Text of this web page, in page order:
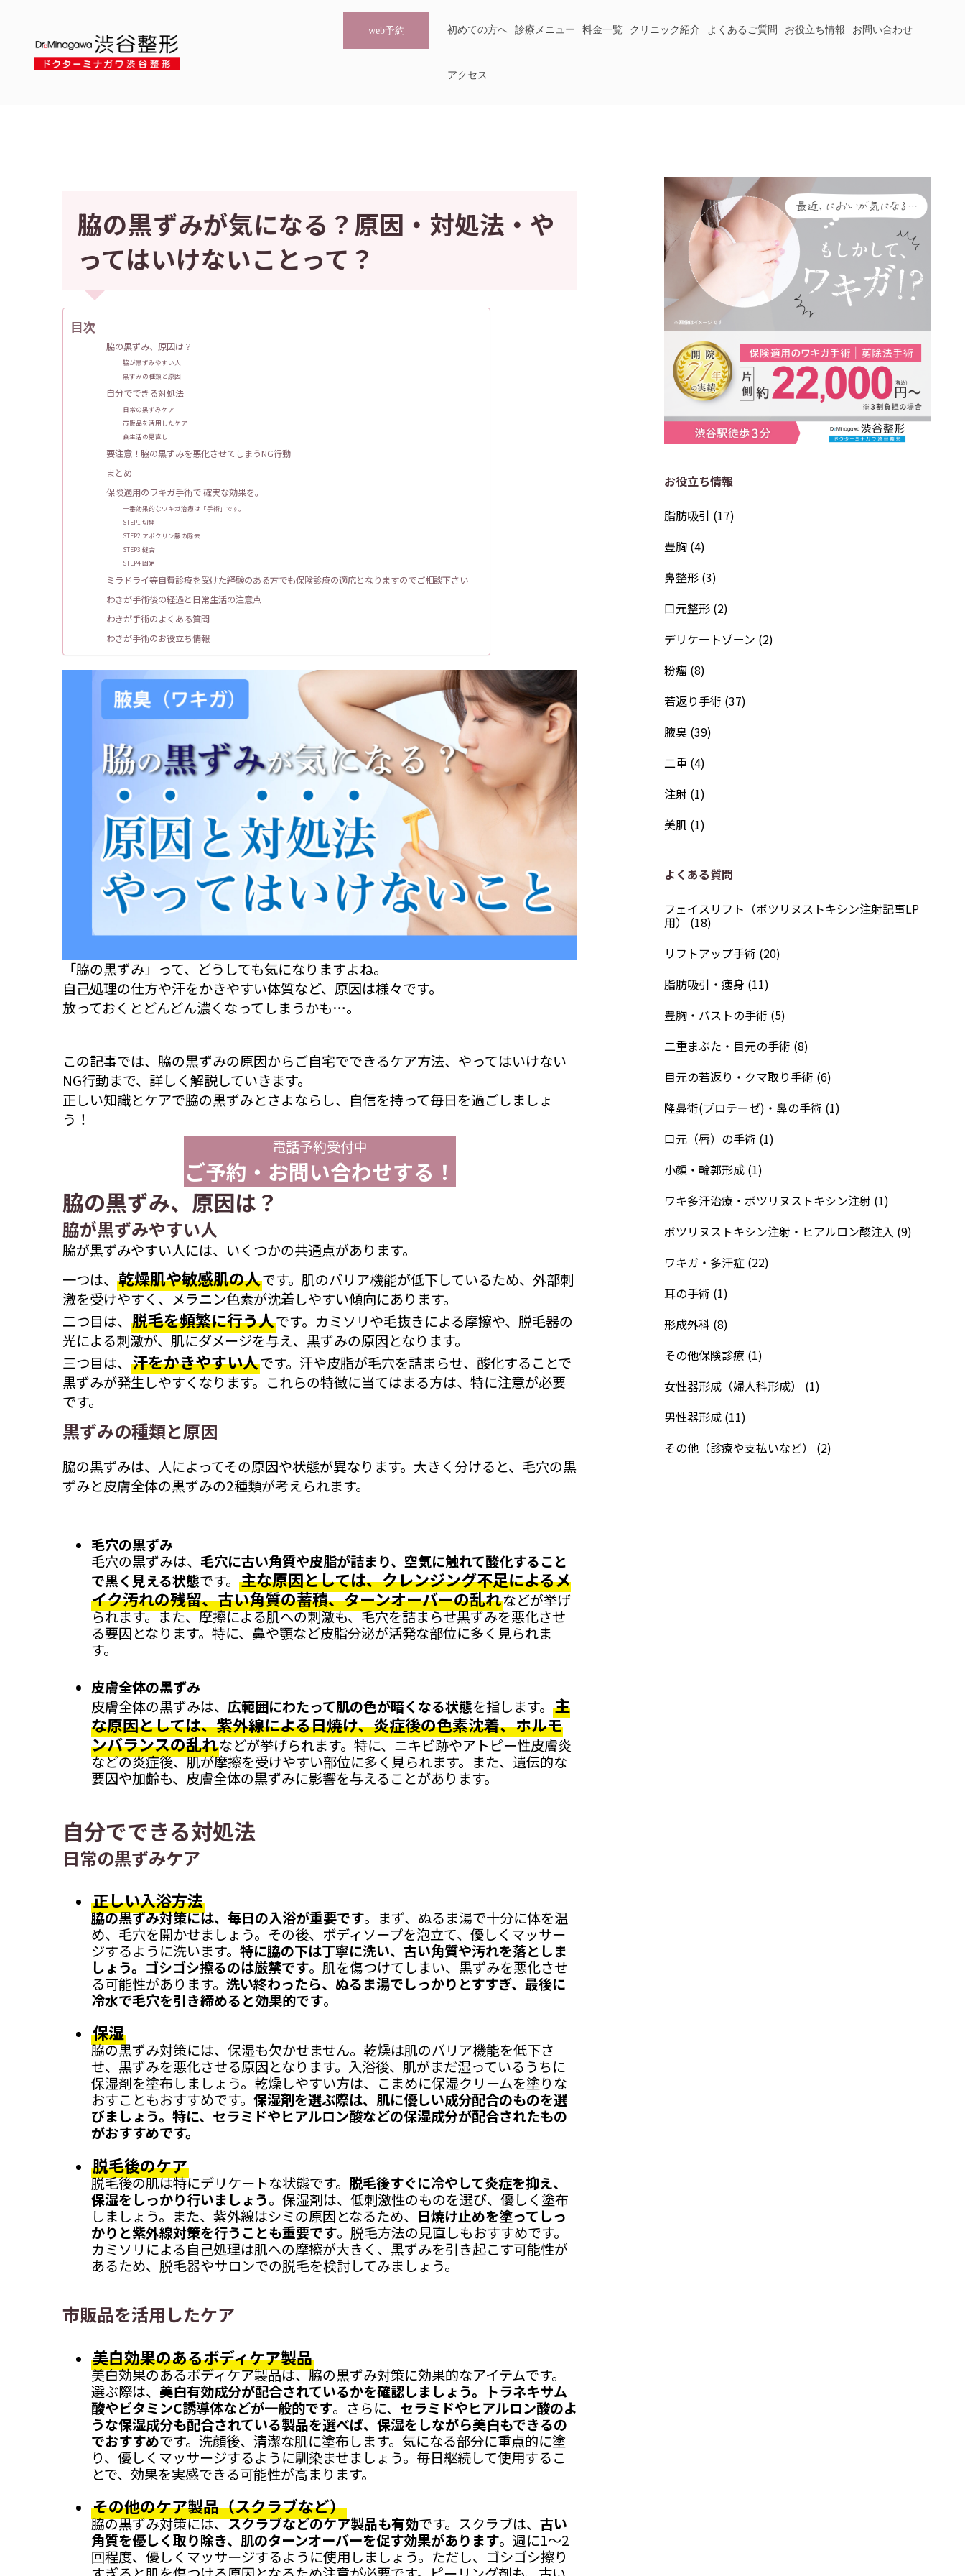
web予約 初めての方へ 診療メニュー 料金一覧 クリニック紹介 よくあるご質問 お役立ち情報 お問い合わせ
アクセス
脇の黒ずみが気になる？原因・対処法・や
ってはいけないことって？
目次
脇の黒ずみ、原因は？
脇が黒ずみやすい人
黒ずみの種類と原因
自分でできる対処法
日常の黒ずみケア
市販品を活用したケア
食生活の見直し
要注意！脇の黒ずみを悪化させてしまうNG行動
まとめ
保険適用のワキガ手術で 確実な効果を。
一番効果的なワキガ治療は「手術」です。
STEP1 切開
STEP2 アポクリン腺の除去
STEP3 縫合
STEP4 固定
ミラドライ等自費診療を受けた経験のある方でも保険診療の適応となりますのでご相談下さい
わきが手術後の経過と日常生活の注意点
わきが手術のよくある質問
わきが手術のお役立ち情報
「脇の黒ずみ」って、どうしても気になりますよね。
自己処理の仕方や汗をかきやすい体質など、原因は様々です。
放っておくとどんどん濃くなってしまうかも…。
この記事では、脇の黒ずみの原因からご自宅でできるケア方法、やってはいけない
NG行動まで、詳しく解説していきます。
正しい知識とケアで脇の黒ずみとさよならし、自信を持って毎日を過ごしましょ
う！
電話予約受付中
ご予約・お問い合わせする！
脇の黒ずみ、原因は？
脇が黒ずみやすい人
脇が黒ずみやすい人には、いくつかの共通点があります。
一つは、 乾燥肌や敏感肌の人です。肌のバリア機能が低下しているため、外部刺
激を受けやすく、メラニン色素が沈着しやすい傾向にあります。
二つ目は、 脱毛を頻繁に行う人です。カミソリや毛抜きによる摩擦や、脱毛器の
光による刺激が、肌にダメージを与え、黒ずみの原因となります。
三つ目は、 汗をかきやすい人です。汗や皮脂が毛穴を詰まらせ、酸化することで
黒ずみが発生しやすくなります。これらの特徴に当てはまる方は、特に注意が必要
です。
黒ずみの種類と原因
脇の黒ずみは、人によってその原因や状態が異なります。大きく分けると、毛穴の黒
ずみと皮膚全体の黒ずみの2種類が考えられます。
毛穴の黒ずみ
毛穴の黒ずみは、 毛穴に古い角質や皮脂が詰まり、空気に触れて酸化すること
で黒く見える状態です。 主な原因としては、クレンジング不足によるメ
イク汚れの残留、古い角質の蓄積、ターンオーバーの乱れなどが挙げ
られます。また、摩擦による肌への刺激も、毛穴を詰まらせ黒ずみを悪化させ
る要因となります。特に、鼻や顎など皮脂分泌が活発な部位に多く見られま
す。
皮膚全体の黒ずみ
皮膚全体の黒ずみは、 広範囲にわたって肌の色が暗くなる状態を指します。 主
な原因としては、紫外線による日焼け、炎症後の色素沈着、ホルモ
ンバランスの乱れなどが挙げられます。特に、ニキビ跡やアトピー性皮膚炎
などの炎症後、肌が摩擦を受けやすい部位に多く見られます。また、遺伝的な
要因や加齢も、皮膚全体の黒ずみに影響を与えることがあります。
自分でできる対処法
日常の黒ずみケア
正しい入浴方法
脇の黒ずみ対策には、毎日の入浴が重要です。まず、ぬるま湯で十分に体を温
め、毛穴を開かせましょう。その後、ボディソープを泡立て、優しくマッサー
ジするように洗います。 特に脇の下は丁寧に洗い、古い角質や汚れを落としま
しょう。ゴシゴシ擦るのは厳禁です。肌を傷つけてしまい、黒ずみを悪化させ
る可能性があります。 洗い終わったら、ぬるま湯でしっかりとすすぎ、最後に
冷水で毛穴を引き締めると効果的です。
保湿
脇の黒ずみ対策には、保湿も欠かせません。乾燥は肌のバリア機能を低下さ
せ、黒ずみを悪化させる原因となります。入浴後、肌がまだ湿っているうちに
保湿剤を塗布しましょう。乾燥しやすい方は、こまめに保湿クリームを塗りな
おすこともおすすめです。 保湿剤を選ぶ際は、肌に優しい成分配合のものを選
びましょう。特に、セラミドやヒアルロン酸などの保湿成分が配合されたもの
がおすすめです。
脱毛後のケア
脱毛後の肌は特にデリケートな状態です。 脱毛後すぐに冷やして炎症を抑え、
保湿をしっかり行いましょう。保湿剤は、低刺激性のものを選び、優しく塗布
しましょう。また、紫外線はシミの原因となるため、 日焼け止めを塗ってしっ
かりと紫外線対策を行うことも重要です。脱毛方法の見直しもおすすめです。
カミソリによる自己処理は肌への摩擦が大きく、黒ずみを引き起こす可能性が
あるため、脱毛器やサロンでの脱毛を検討してみましょう。
市販品を活用したケア
美白効果のあるボディケア製品
美白効果のあるボディケア製品は、脇の黒ずみ対策に効果的なアイテムです。
選ぶ際は、 美白有効成分が配合されているかを確認しましょう。トラネキサム
酸やビタミンC誘導体などが一般的です。さらに、 セラミドやヒアルロン酸のよ
うな保湿成分も配合されている製品を選べば、保湿をしながら美白もできるの
でおすすめです。洗顔後、清潔な肌に塗布します。気になる部分に重点的に塗
り、優しくマッサージするように馴染ませましょう。毎日継続して使用するこ
とで、効果を実感できる可能性が高まります。
その他のケア製品（スクラブなど）
脇の黒ずみ対策には、スクラブなどのケア製品も有効です。スクラブは、 古い
角質を優しく取り除き、肌のターンオーバーを促す効果があります。週に1～2
回程度、優しくマッサージするように使用しましょう。ただし、ゴシゴシ擦り
お役立ち情報
脂肪吸引 (17)
豊胸 (4)
鼻整形 (3)
口元整形 (2)
デリケートゾーン (2)
粉瘤 (8)
若返り手術 (37)
腋臭 (39)
二重 (4)
注射 (1)
美肌 (1)
よくある質問
フェイスリフト（ボツリヌストキシン注射記事LP
用）
(18)
リフトアップ手術 (20)
脂肪吸引・痩身 (11)
豊胸・バストの手術 (5)
二重まぶた・目元の手術 (8)
目元の若返り・クマ取り手術 (6)
隆鼻術(プロテーゼ)・鼻の手術 (1)
口元（唇）の手術 (1)
小顔・輪郭形成 (1)
ワキ多汗治療・ボツリヌストキシン注射 (1)
ボツリヌストキシン注射・ヒアルロン酸注入 (9)
ワキガ・多汗症 (22)
耳の手術 (1)
形成外科 (8)
その他保険診療 (1)
女性器形成（婦人科形成）
(1)
男性器形成 (11)
その他（診療や支払いなど）
(2)